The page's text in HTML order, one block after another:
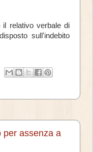
il relativo verbale di
sull'indebito
per assenza a